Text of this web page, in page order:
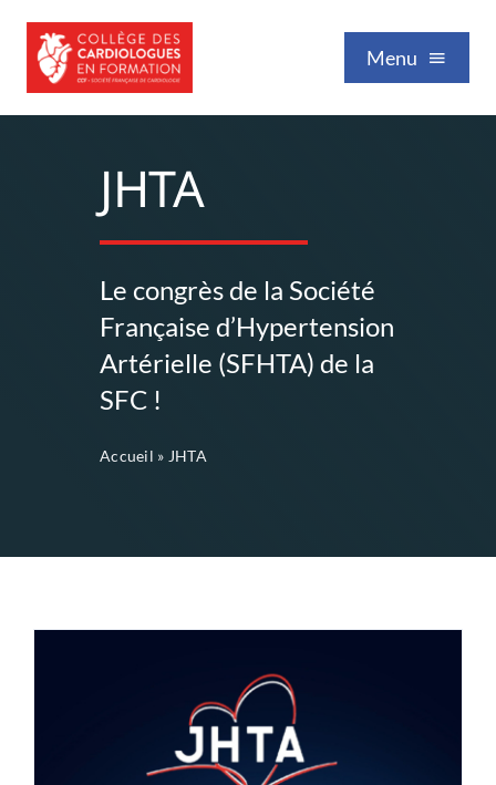
contenu
Menu
Vie professionnelle
Événements
JHTA
Le congrès de la Société
Française d’Hypertension
Artérielle (SFHTA) de la
SFC !
Accueil » JHTA